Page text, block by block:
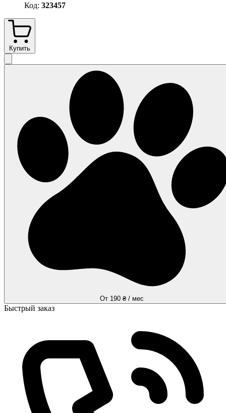
Код: 323457
Купить
От 190 ₴ / мес
Быстрый заказ